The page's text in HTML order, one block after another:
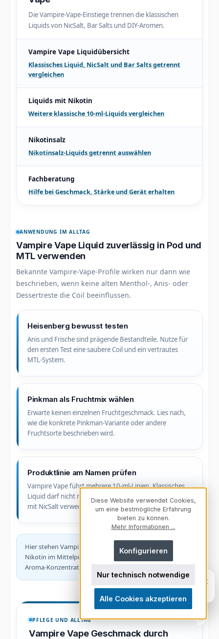
Die Vampire-Vape-Einstiege trennen die klassischen
Liquids von NicSalt, Bar Salts und DIY-Aromen.
Vampire Vape Liquidübersicht
Klassisches Liquid, NicSalt und Bar Salts getrennt
vergleichen
Liquids mit Nikotin
Weitere klassische 10-ml-Liquids vergleichen
Nikotinsalz
Nikotinsalz-Liquids getrennt auswählen
Fachberatung
Hilfe bei Geschmack, Stärke und Gerät erhalten
ANWENDUNG IM ALLTAG
Vampire Vape Liquid zuverlässig in Pod und
MTL verwenden
Bekannte Vampire-Vape-Profile wirken nur dann wie
beschrieben, wenn keine alten Menthol-, Anis- oder
Dessertreste die Coil beeinflussen.
Heisenberg bewusst testen
Anis und Frische sind prägende Bestandteile. Nutze für
den ersten Test eine saubere Coil und ein vertrautes
MTL-System.
Pinkman als Fruchtmix wählen
Erwarte keinen einzelnen Fruchtgeschmack. Lies nach,
wie die konkrete Pinkman-Variante oder andere
Fruchtsorte beschrieben wird.
Produktlinie am Namen prüfen
Vampire Vape führt mehrere 10-ml-Linien. Klassisches
Liquid darf nicht nur anhand des Geschmacksnamens
mit NicSalt verwechselt werden.
Hier stehen Vampire Vape Fertigliquids mit klassischem
Nikotin im Mittelpunkt. NicSalt, Bar Salts, Longfills und
Aroma-Konzentrate sind andere Produktarten.
PFLEGE UND ALLTAG
Vampire Vape Geschmack durch
Fragen zu unserem Sortiment? Ich
×
Diese Website verwendet Cookies,
um eine bestmögliche Erfahrung
bieten zu können.
Mehr Informationen ...
Nur technisch notwendige
Konfigurieren
Alle Cookies akzeptieren